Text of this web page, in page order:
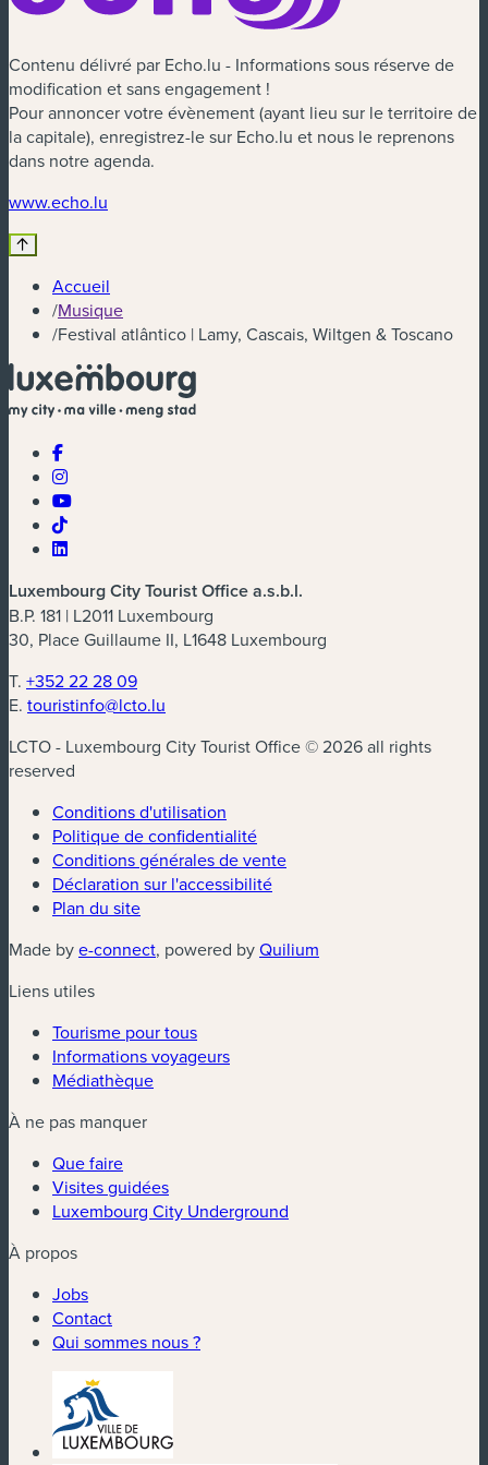
Contenu délivré par Echo.lu - Informations sous réserve de
modification et sans engagement !
Pour annoncer votre évènement (ayant lieu sur le territoire de
la capitale), enregistrez-le sur Echo.lu et nous le reprenons
dans notre agenda.
www.echo.lu
Accueil
/Musique
/Festival atlântico | Lamy, Cascais, Wiltgen & Toscano
Luxembourg City Tourist Office a.s.b.l.
B.P. 181 | L2011 Luxembourg
30, Place Guillaume II, L1648 Luxembourg
T. +352 22 28 09
E. touristinfo@lcto.lu
LCTO - Luxembourg City Tourist Office © 2026 all rights
reserved
Conditions d'utilisation
Politique de confidentialité
Conditions générales de vente
Déclaration sur l'accessibilité
Plan du site
Made bye-connect(nouvelle fenêtre)
, powered byQuilium
Liens utiles
Tourisme pour tous
Informations voyageurs
Médiathèque
À ne pas manquer
Que faire
Visites guidées
Luxembourg City Underground
À propos
Jobs
Contact
Qui sommes nous ?